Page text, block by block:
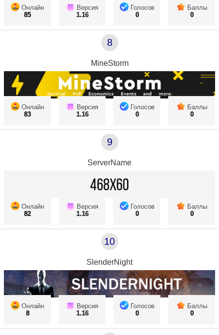
Онлайн
85
Версия
1.16
Голосов
0
Баллы
0
8
MineStorm
Онлайн
83
Версия
1.16
Голосов
0
Баллы
0
9
ServerName
Онлайн
82
Версия
1.16
Голосов
0
Баллы
0
10
SlenderNight
Онлайн
8
Версия
1.16
Голосов
0
Баллы
0